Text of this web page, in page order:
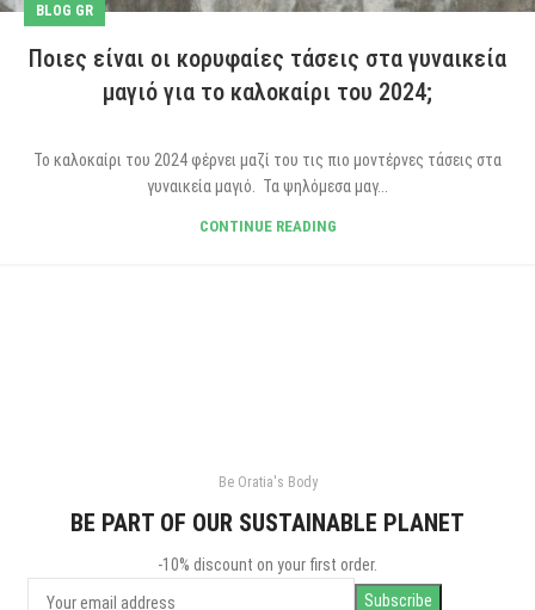
BLOG GR
Ποιες είναι οι κορυφαίες τάσεις στα γυναικεία
μαγιό για το καλοκαίρι του 2024;
Το καλοκαίρι του 2024 φέρνει μαζί του τις πιο μοντέρνες τάσεις στα
γυναικεία μαγιό. Τα ψηλόμεσα μαγ...
CONTINUE READING
Be Oratia's Body
BE PART OF OUR SUSTAINABLE PLANET
-10% discount on your first order.